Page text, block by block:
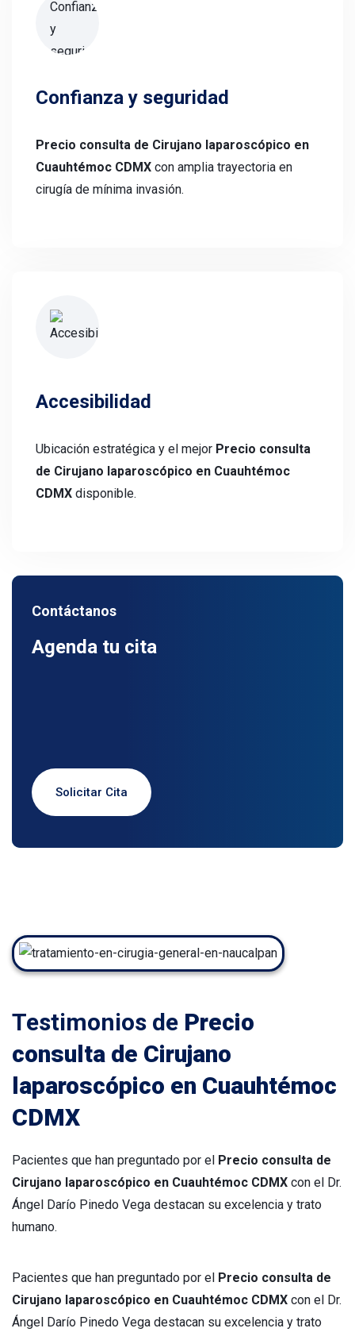
Confianza y seguridad
Precio consulta de Cirujano laparoscópico en
Cuauhtémoc CDMX con amplia trayectoria en
cirugía de mínima invasión.
Accesibilidad
Ubicación estratégica y el mejor Precio consulta
de Cirujano laparoscópico en Cuauhtémoc
CDMX disponible.
Contáctanos
Agenda tu cita
Solicitar Cita
Testimonios de Precio
consulta de Cirujano
laparoscópico en Cuauhtémoc
CDMX
Pacientes que han preguntado por el Precio consulta de
Cirujano laparoscópico en Cuauhtémoc CDMX con el Dr.
Ángel Darío Pinedo Vega destacan su excelencia y trato
humano.
Pacientes que han preguntado por el Precio consulta de
Cirujano laparoscópico en Cuauhtémoc CDMX con el Dr.
Ángel Darío Pinedo Vega destacan su excelencia y trato